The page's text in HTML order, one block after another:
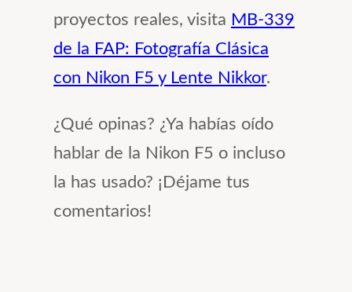
proyectos reales, visita MB-339
de la FAP: Fotografía Clásica
con Nikon F5 y Lente Nikkor.
¿Qué opinas? ¿Ya habías oído
hablar de la Nikon F5 o incluso
la has usado? ¡Déjame tus
comentarios!